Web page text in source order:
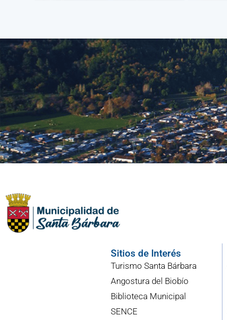
Sitios de Interés
Turismo Santa Bárbara
Angostura del Biobío
Biblioteca Municipal
SENCE